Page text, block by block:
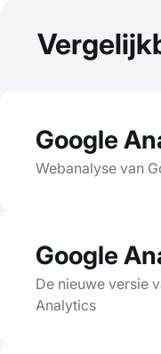
Google
Webanalyse van
Google
De nieuwe versie
Analytics